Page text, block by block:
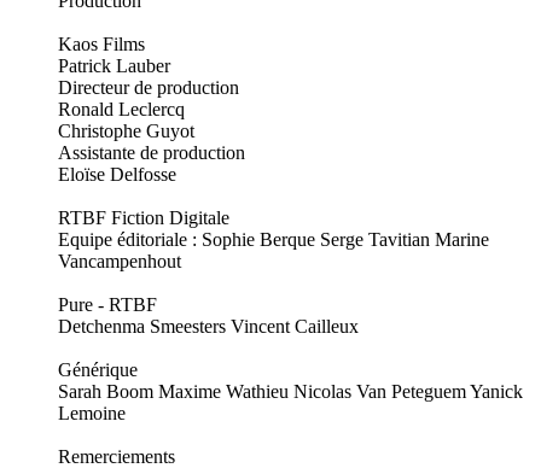
Kaos Films
Patrick Lauber
Directeur de production
Ronald Leclercq
Christophe Guyot
Assistante de production
Eloïse Delfosse
RTBF Fiction Digitale
Equipe éditoriale : Sophie Berque Serge Tavitian Marine
Vancampenhout
Pure - RTBF
Detchenma Smeesters Vincent Cailleux
Générique
Sarah Boom Maxime Wathieu Nicolas Van Peteguem Yanick
Lemoine
Remerciements